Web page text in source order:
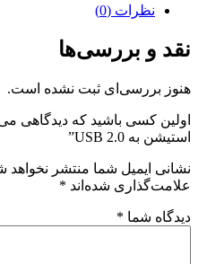
نظرات (0)
نقد و بررسی‌ها
هنوز بررسی‌ای ثبت نشده است.
اولین کسی باشید که دیدگاهی
استیشن به USB 2.0”
نشانی ایمیل شما منتشر نخواهد
علامت‌گذاری شده‌اند *
دیدگاه شما *